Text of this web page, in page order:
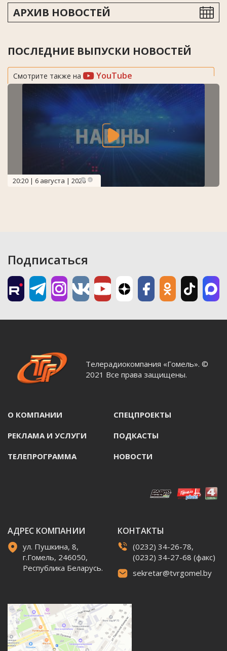
АРХИВ НОВОСТЕЙ
ПОСЛЕДНИЕ ВЫПУСКИ НОВОСТЕЙ
Смотрите также на YouTube
20:20 | 6 августа | 2026
Подписаться
Телерадиокомпания «Гомель». ©
2021 Все права защищены.
О КОМПАНИИ СПЕЦПРОЕКТЫ
РЕКЛАМА И УСЛУГИ ПОДКАСТЫ
ТЕЛЕПРОГРАММА НОВОСТИ
АДРЕС КОМПАНИИ
ул. Пушкина, 8,
г.Гомель, 246050,
Республика Беларусь.
КОНТАКТЫ
(0232) 34-26-78,
(0232) 34-27-68 (факс)
sekretar@tvrgomel.by